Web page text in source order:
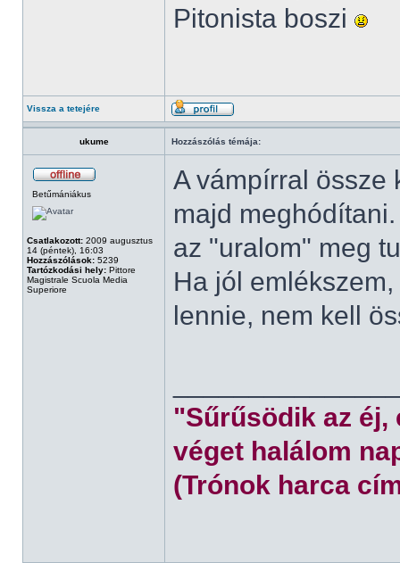
Pitonista boszi
Vissza a tetejére
ukume Hozzászólás témája:
Betűmániákus
Csatlakozott: 2009 augusztus
14 (péntek), 16:03
Hozzászólások: 5239
Tartózkodási hely: Pittore
Magistrale Scuola Media
Superiore
A vámpírral össze
majd
az "uralom" meg
Ha jól
lennie, nem kell
"Sűrűsödik az éj,
véget halálom
(Trónok harca